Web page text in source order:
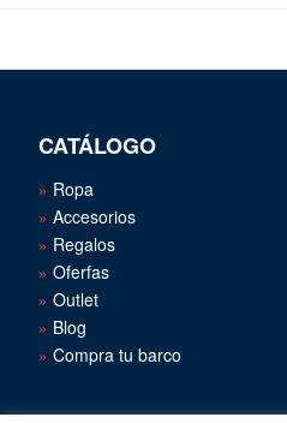
CATÁLOGO
Ropa
Accesorios
Regalos
Oferfas
Outlet
Blog
Compra tu barco